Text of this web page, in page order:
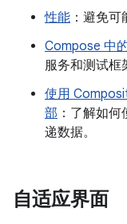
性能 ：避免
Compose 中
服务和测试框
使用
部 ：了解如何
递数据。
自适应界面